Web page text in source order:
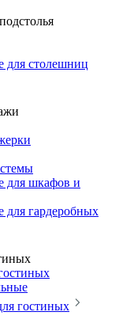
столешниц
для шкафов и
гардеробных
гостиных